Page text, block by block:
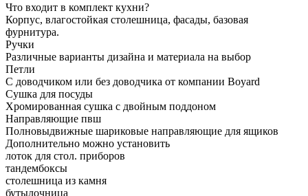
Что входит в комплект кухни?
Корпус, влагостойкая столешница, фасады, базовая
фурнитура.
Ручки
Различные варианты дизайна и материала на выбор
Петли
С доводчиком или без доводчика от компании Boyard
Сушка для посуды
Хромированная сушка с двойным поддоном
Направляющие пвш
Полновыдвижные шариковые направляющие для ящиков
Дополнительно можно установить
лоток для стол. приборов
тандембоксы
столешница из камня
бутылочница